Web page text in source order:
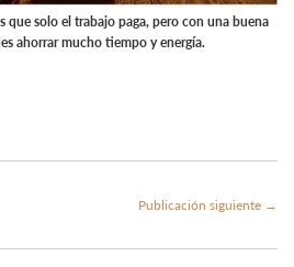
que solo el trabajo paga, pero con una buena
ahorrar mucho tiempo y energía.
Publicación siguiente →